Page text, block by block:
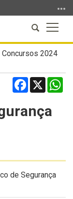
a
Abrir
a
busca
Concursos 2024
Facebook
X
de Segurança